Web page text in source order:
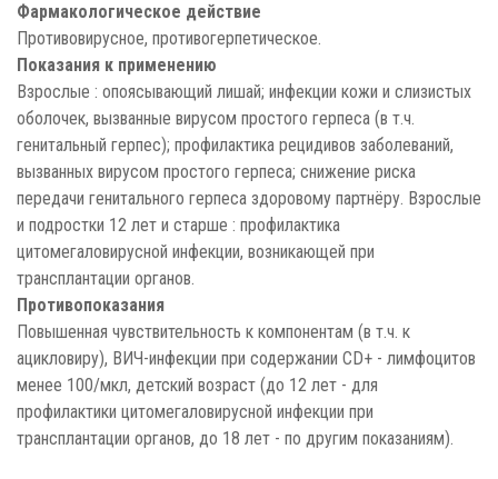
Фармакологическое действие
Противовирусное, противогерпетическое.
Показания к применению
Взрослые : опоясывающий лишай; инфекции кожи и слизистых
оболочек, вызванные вирусом простого герпеса (в т.ч.
генитальный герпес); профилактика рецидивов заболеваний,
вызванных вирусом простого герпеса; снижение риска
передачи генитального герпеса здоровому партнёру. Взрослые
и подростки 12 лет и старше : профилактика
цитомегаловирусной инфекции, возникающей при
трансплантации органов.
Противопоказания
Повышенная чувствительность к компонентам (в т.ч. к
ацикловиру), ВИЧ-инфекции при содержании CD+ - лимфоцитов
менее 100/мкл, детский возраст (до 12 лет - для
профилактики цитомегаловирусной инфекции при
трансплантации органов, до 18 лет - по другим показаниям).